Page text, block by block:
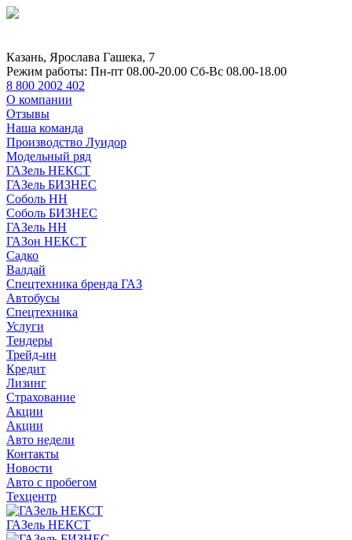
Казань, Ярослава Гашека, 7
Режим работы: Пн-пт 08.00-20.00 Сб-Вс 08.00-18.00
8 800 2002 402
О компании
Отзывы
Наша команда
Производство Луидор
Модельный ряд
ГАЗель НЕКСТ
ГАЗель БИЗНЕС
Соболь НН
Соболь БИЗНЕС
ГАЗель НН
ГАЗон НЕКСТ
Садко
Валдай
Спецтехника бренда ГАЗ
Автобусы
Спецтехника
Услуги
Тендеры
Трейд-ин
Кредит
Лизинг
Страхование
Акции
Акции
Авто недели
Контакты
Новости
Авто с пробегом
Техцентр
ГАЗель НЕКСТ